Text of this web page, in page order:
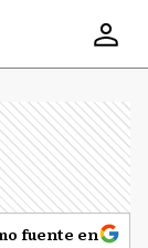
fuente en